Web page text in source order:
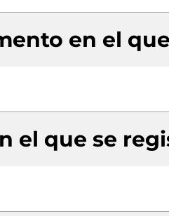
en el
el que se